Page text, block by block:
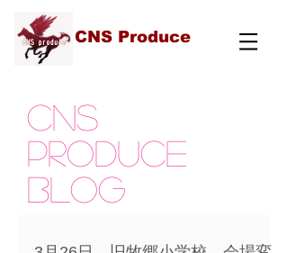
CNS Produce
cns
produce
blog